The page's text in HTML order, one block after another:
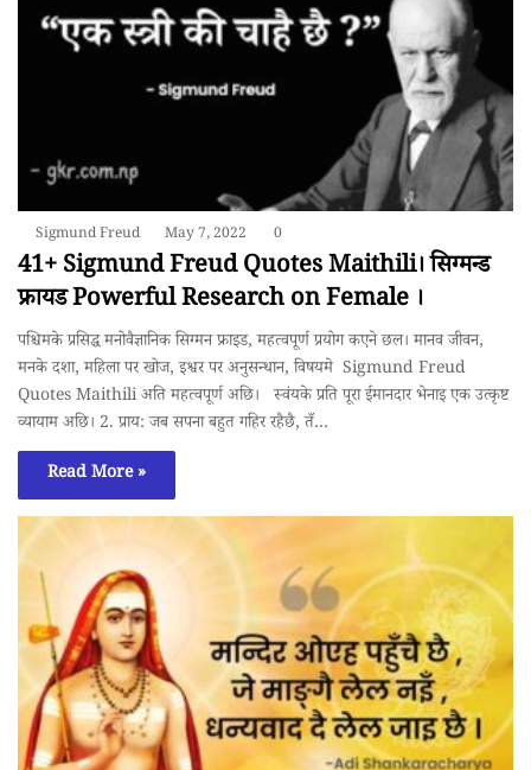
Sigmund Freud May 7, 2022 0
41+ Sigmund Freud Quotes Maithili। सिग्मन्ड
फ्रायड Powerful Research on Female ।
पश्चिमके प्रसिद्ध मनोवैज्ञानिक सिग्मन फ्राइड, महत्वपूर्ण प्रयोग कएने छल। मानव जीवन,
मनके दशा, महिला पर खोज, इश्वर पर अनुसन्धान, विषयमे Sigmund Freud
Quotes Maithili अति महत्वपूर्ण अछि। स्वंयके प्रति पूरा ईमानदार भेनाइ एक उत्कृष्ट
व्यायाम अछि। 2. प्राय: जब सपना बहुत गहिर रहैछै, तँ…
Read More »